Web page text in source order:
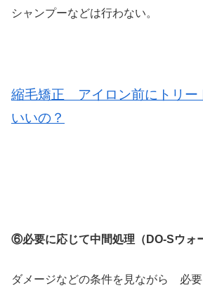
シャンプーなどは行わない。
縮毛矯正 アイロン前にトリー
いいの？
⑥必要に応じて中間処理（DO-Sウォ
ダメージなどの条件を見ながら 必要